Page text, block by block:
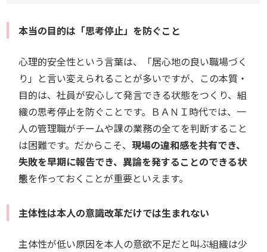
本当の目的は「思考停止」を防ぐこと
心理的安全性という言葉は、「居心地の良い職場づく
り」と言い変えられることが多いですが、この本質・
目的は、社員が安心して発言できる状態をつくり、組
織の思考停止を防ぐことです。ＢＡＮＩ時代では、一
人の管理職がチームや課の業務の全てを判断すること
は困難です。だからこそ、現場の違和感を共有でき、
失敗を早期に報告でき、異論を発することのできる状
態を作っておくことが重要といえます。
主体性は本人の意識改革だけでは生まれない
主体性が低い原因を本人の意欲不足だと叫ぶ組織は少